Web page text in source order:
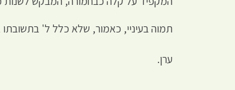
תמוה בעיניי, כאמור, שלא כלל ל' בתשובתו
ערן.